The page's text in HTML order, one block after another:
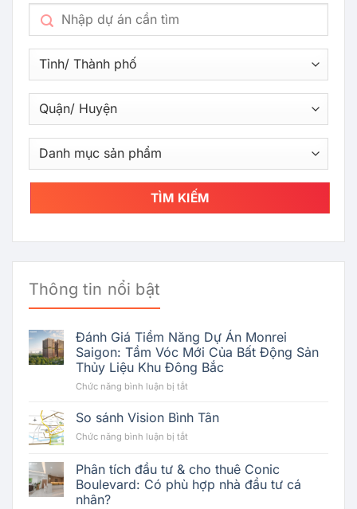
TÌM KIẾM
Thông tin nổi bật
Đánh Giá Tiềm Năng Dự Án Monrei
Saigon: Tầm Vóc Mới Của Bất Động Sản
Thủy Liệu Khu Đông Bắc
Chức năng bình luận bị tắt
Giá
Tiềm
Năng
Án
Monrei
Saigon:
So sánh Vision Bình Tân
Chức năng bình luận bị tắt
sánh
Vision
Bình
Phân tích đầu tư & cho thuê Conic
Boulevard: Có phù hợp nhà đầu tư cá
nhân?